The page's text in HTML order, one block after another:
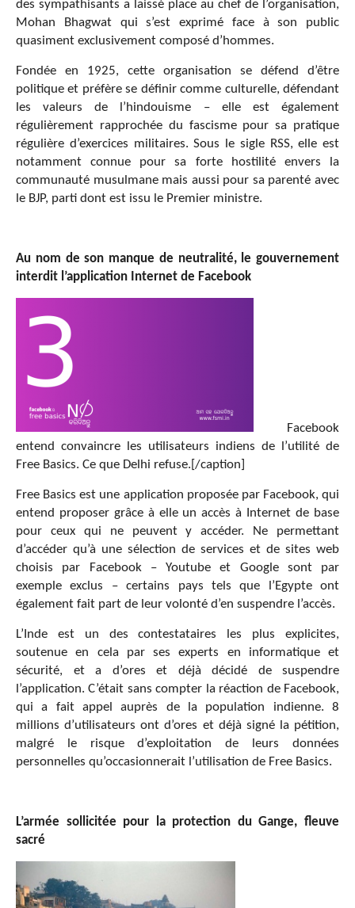
des sympathisants a laissé place au chef de l’organisation,
Mohan Bhagwat qui s’est exprimé face à son public
quasiment exclusivement composé d’hommes.
Fondée en 1925, cette organisation se défend d’être
politique et préfère se définir comme culturelle, défendant
les valeurs de l’hindouisme – elle est également
régulièrement rapprochée du fascisme pour sa pratique
régulière d’exercices militaires. Sous le sigle RSS, elle est
notamment connue pour sa forte hostilité envers la
communauté musulmane mais aussi pour sa parenté avec
le BJP, parti dont est issu le Premier ministre.
Au nom de son manque de neutralité, le gouvernement
interdit l’application Internet de Facebook
Facebook
entend convaincre les utilisateurs indiens de l’utilité de
Free Basics. Ce que Delhi refuse.[/caption]
Free Basics est une application proposée par Facebook, qui
entend proposer grâce à elle un accès à Internet de base
pour ceux qui ne peuvent y accéder. Ne permettant
d’accéder qu’à une sélection de services et de sites web
choisis par Facebook – Youtube et Google sont par
exemple exclus – certains pays tels que l’Egypte ont
également fait part de leur volonté d’en suspendre l’accès.
L’Inde est un des contestataires les plus explicites,
soutenue en cela par ses experts en informatique et
sécurité, et a d’ores et déjà décidé de suspendre
l’application. C’était sans compter la réaction de Facebook,
qui a fait appel auprès de la population indienne. 8
millions d’utilisateurs ont d’ores et déjà signé la pétition,
malgré le risque d’exploitation de leurs données
personnelles qu’occasionnerait l’utilisation de Free Basics.
L’armée sollicitée pour la protection du Gange, fleuve
sacré